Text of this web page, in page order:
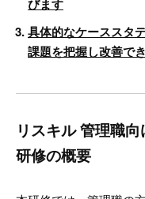
びます
具体的なケーススタ
課題を把握し改善で
リスキル 管理職
研修の概要